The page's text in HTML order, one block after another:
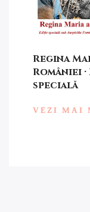
Regina
României
specială
VEZI MAI